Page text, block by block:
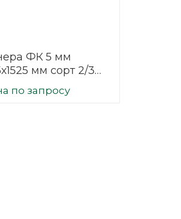
ФК 5 мм
мм сорт 2/3
по запросу